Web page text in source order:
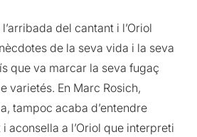
del cantant i l’Oriol
de la seva vida i la seva
que va marcar la seva fugaç
varietés. En Marc Rosich,
tampoc acaba d’entendre
aconsella a l’Oriol que interpreti